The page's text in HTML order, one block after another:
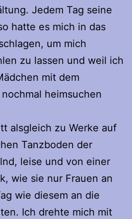
Jedem Tag seine
hatte es mich in das
um mich
zu lassen und weil ich
mit dem
heimsuchen
alsgleich zu Werke auf
Tanzboden der
leise und von einer
wie sie nur Frauen an
wie diesem an die
Ich drehte mich mit